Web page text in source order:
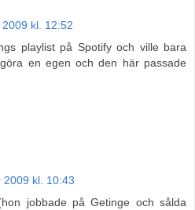
kl. 12:52
playlist på Spotify och ville bara
en egen och den här passade
2009 kl. 10:43
jobbade på Getinge och sålda